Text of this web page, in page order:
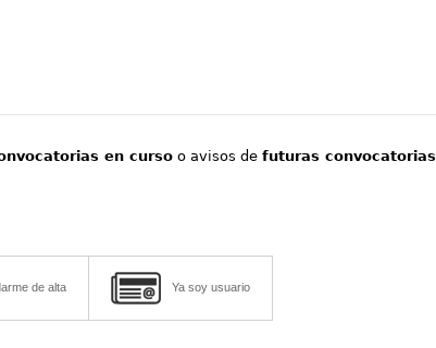
en curso o avisos defuturas convocatorias
de alta Ya soy usuario